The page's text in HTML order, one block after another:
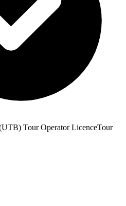
Tour Operator LicenceTour